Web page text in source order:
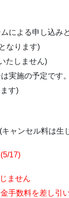
による申し込み
なります)
たしません)
実施の予定です
す)
ャンセル料は生
17)
ません
手数料を差し引